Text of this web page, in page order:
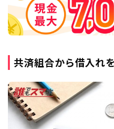
共済組合から借入れ